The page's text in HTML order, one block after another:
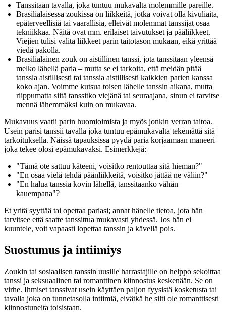
Tanssitaan tavalla, joka tuntuu mukavalta molemmille pareille.
Brasilialaisessa zoukissa on liikkeitä, jotka voivat olla kivuliaita,
epäterveellisiä tai vaarallisia, elleivät molemmat tanssijat osaa
tekniikkaa. Näitä ovat mm. erilaiset taivutukset ja pääliikkeet.
Viejien tulisi valita liikkeet parin taitotason mukaan, eikä yrittää
viedä pakolla.
Brasilialainen zouk on aistillinen tanssi, jota tanssitaan yleensä
melko lähellä paria – mutta se ei tarkoita, että meidän pitää
tanssia aistillisesti tai tanssia aistillisesti kaikkien parien kanssa
koko ajan. Voimme kutsua toisen lähelle tanssin aikana, mutta
riippumatta siitä tanssitko viejänä tai seuraajana, sinun ei tarvitse
mennä lähemmäksi kuin on mukavaa.
Mukavuus vaatii parin huomioimista ja myös jonkin verran taitoa.
Usein parisi tanssii tavalla joka tuntuu epämukavalta tekemättä sitä
tarkoituksella. Näissä tapauksissa pyydä paria korjaamaan maneeri
joka tekee olosi epämukavaksi. Esimerkkejä:
"Tämä ote sattuu käteeni, voisitko rentouttaa sitä hieman?"
"En osaa vielä tehdä päänliikkeitä, voisitko jättää ne väliin?"
"En halua tanssia kovin lähellä, tanssitaanko vähän
kauempana"?
Et yritä syyttää tai opettaa pariasi; annat hänelle tietoa, jota hän
tarvitsee että saatte tanssittua mukavasti yhdessä. Jos hän ei
kuuntele, voit vapaasti lopettaa tanssin ja kävellä pois.
Suostumus ja intiimiys
Zoukin tai sosiaalisen tanssin uusille harrastajille on helppo sekoittaa
tanssi ja seksuaalinen tai romanttinen kiinnostus keskenään. Se on
virhe. Ihmiset tanssivat usein käyttäen paljon fyysistä kosketusta tai
tavalla joka on tunnetasolla intiimiä, eivätkä he silti ole romanttisesti
kiinnostuneita toisistaan.